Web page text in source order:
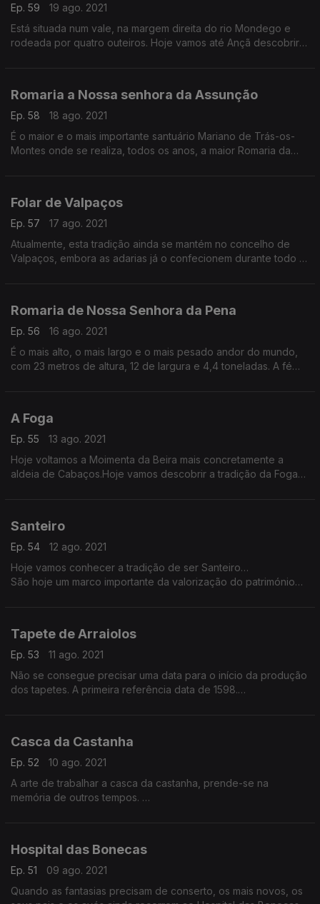
Ep. 59
19 ago. 2021
Está situada num vale, na margem direita do rio Mondego e
rodeada por quatro outeiros. Hoje vamos até Ançã descobrir
Romaria a Nossa senhora da Assunção
Ep. 58
18 ago. 2021
É o maior e o mais importante santuário Mariano de Trás-os-
Montes onde se realiza, todos os anos, a maior Romaria da
Folar de Valpaços
Ep. 57
17 ago. 2021
Atualmente, esta tradição ainda se mantém no concelho de
Valpaços, embora as adarias já o confecionem durante todo o
Romaria de Nossa Senhora da Pena
Ep. 56
16 ago. 2021
É o mais alto, o mais largo e o mais pesado andor do mundo,
com 23 metros de altura, 12 de largura e 4,4 toneladas. A fé
A Foga
Ep. 55
13 ago. 2021
Hoje voltamos a Moimenta da Beira mais concretamente a
aldeia de Cabaços.Hoje vamos descobrir a tradição da Foga
Santeiro
Ep. 54
12 ago. 2021
Hoje vamos conhecer a tradição de ser Santeiro…
São hoje um marco importante da valorização do património
Tapete de Arraiolos
Ep. 53
11 ago. 2021
Não se consegue precisar uma data para o início da produção
dos tapetes. A primeira referência data de 1598.
Casca da Castanha
Ep. 52
10 ago. 2021
A arte de trabalhar a casca da castanha, prende-se na
memória de outros tempos.
Hospital das Bonecas
Ep. 51
09 ago. 2021
Quando as fantasias precisam de conserto, os mais novos, os